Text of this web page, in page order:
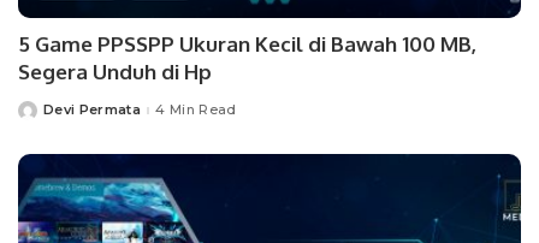
5 Game PPSSPP Ukuran Kecil di Bawah 100 MB,
Segera Unduh di Hp
PostedDevi Permata 4 Min Read